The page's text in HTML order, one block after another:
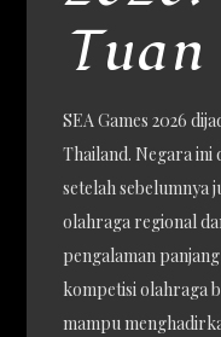
SEA Games 2026
Thailand. Negara ini
setelah sebelumnya
olahraga regional
pengalaman
kompetisi olahraga
mampu